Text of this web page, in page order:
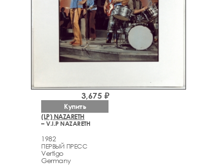
(LP) NAZARETH
– V.I.P NAZARETH
1982
ПЕРВЫЙ ПРЕСС
Vertigo
Germany
3,675 ₽
Купить